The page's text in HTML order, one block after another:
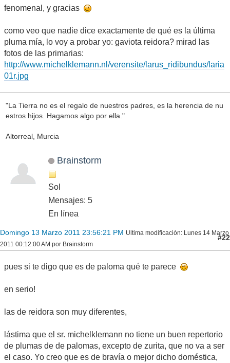
fenomenal, y gracias
como veo que nadie dice exactamente de qué es la última
pluma mía, lo voy a probar yo: gaviota reidora? mirad las
fotos de las primarias:
http://www.michelklemann.nl/verensite/larus_ridibundus/laria
01r.jpg
"La Tierra no es el regalo de nuestros padres, es la herencia de nu
estros hijos. Hagamos algo por ella."
Altorreal, Murcia
Brainstorm
Sol
Mensajes: 5
En línea
Domingo 13 Marzo 2011 23:56:21 PM Ultima modificación: Lunes 14 Marzo
2011 00:12:00 AM por Brainstorm
#22
pues si te digo que es de paloma qué te parece
en serio!
las de reidora son muy diferentes,
lástima que el sr. michelklemann no tiene un buen repertorio
de plumas de de palomas, excepto de zurita, que no va a ser
el caso. Yo creo que es de bravía o mejor dicho doméstica,